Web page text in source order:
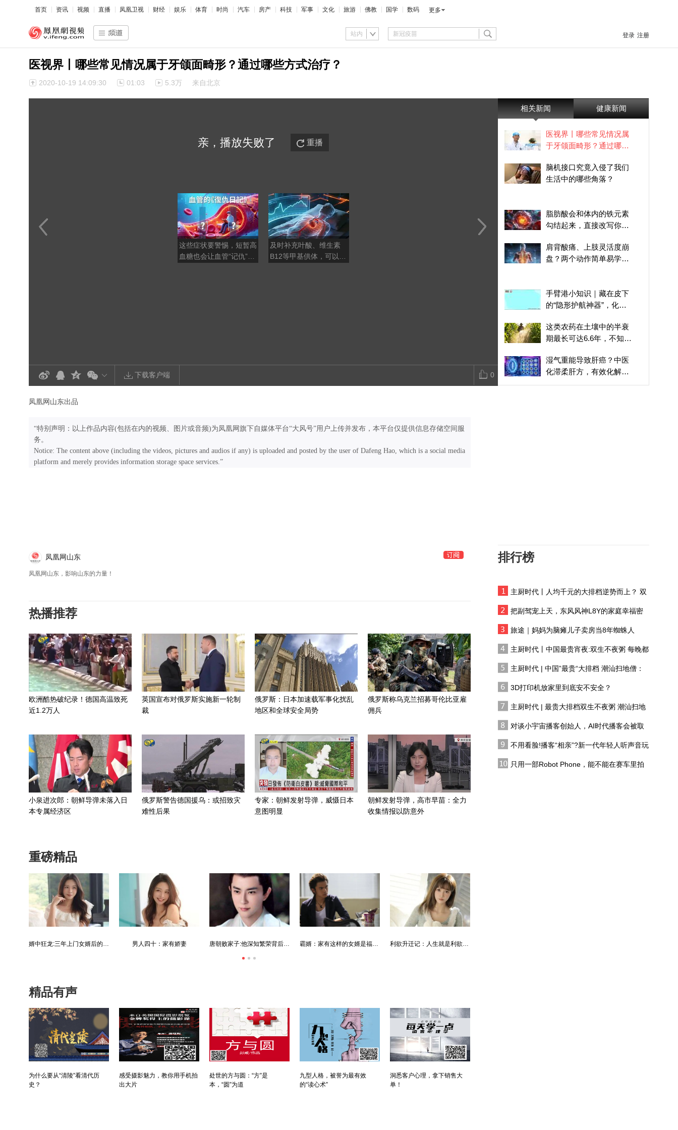
首页 资讯 视频 直播 凤凰卫视 财经 娱乐 体育 时尚 汽车 房产 科技 军事 文化 旅游 佛教 国学 数码 更多
站内 登录 注册
医视界丨哪些常见情况属于牙颌面畸形？通过哪些方式治疗？
2020-10-19 14:09:30 01:03 5.3万 来自北京
亲，播放失败了 重播
这些症状要警惕，短暂高
血糖也会让血管“记仇”，
及时补充叶酸、维生素
B12等甲基供体，可以删
盗汗失眠、频繁起夜？睾
酮水平过高过低，都在加
大脑中的“电力失控”
下载客户端 0
相关新闻 健康新闻
医视界丨哪些常见情况属
于牙颌面畸形？通过哪些
脑机接口究竟入侵了我们
生活中的哪些角落？
脂肪酸会和体内的铁元素
勾结起来，直接改写你的
肩背酸痛、上肢灵活度崩
盘？两个动作简单易学，
手臂港小知识｜藏在皮下
的“隐形护航神器”，化疗
这类农药在土壤中的半衰
期最长可达6.6年，不知不
湿气重能导致肝癌？中医
化滞柔肝方，有效化解肝
脏痰湿
一项大型分析显示，11种
升，年轻人被盯上
超级细菌是如何杀人的？
超级耐药菌研究难题？
肾脏杀手！超八成女性都
在使用
双脑联动危机
大脑中的“电力失控”
没你想的那么可怕！手术
凤凰网山东出品
“特别声明：以上作品内容(包括在内的视频、图片或音频)为凤凰网旗下自媒体平台“大风号”用户上传并发布，本平台仅提供信息存储空间服
务。
Notice: The content above (including the videos, pictures and audios if any) is uploaded and posted by the user of Dafeng Hao, which is a social media
platform and merely provides information storage space services.”
凤凰网山东
凤凰网山东，影响山东的力量！
热播推荐
欧洲酷热破纪录！德国高温致死
近1.2万人
英国宣布对俄罗斯实施新一轮制
裁
俄罗斯：日本加速载军事化扰乱
地区和全球安全局势
俄罗斯称乌克兰招募哥伦比亚雇
佣兵
小泉进次郎：朝鲜导弹未落入日
本专属经济区
俄罗斯警告德国援乌：或招致灾
难性后果
专家：朝鲜发射导弹，威慑日本
意图明显
朝鲜发射导弹，高市早苗：全力
收集情报以防意外
重磅精品
婿中狂龙:三年上门女婿后的爆发 男人四十：家有娇妻 唐朝败家子:他深知繁荣背后的危机 霸婿：家有这样的女婿是福是祸？ 利欲升迁记：人生就是利欲场，利为媒，欲为介
精品有声
为什么要从“清陵”看清代历
史？
感受摄影魅力，教你用手机拍
出大片
处世的方与圆：“方”是
本，“圆”为道
九型人格，被誉为最有效
的“读心术”
洞悉客户心理，拿下销售大
单！
排行榜
主厨时代丨人均千元的大排档逆势而上？ 双
把副驾宠上天，东风风神L8Y的家庭幸福密
旅途｜妈妈为脑瘫儿子卖房当8年蜘蛛人
主厨时代丨中国最贵宵夜:双生不夜粥 每晚都
主厨时代 | 中国”最贵“大排档 潮汕扫地僧：
3D打印机放家里到底安不安全？
主厨时代 | 最贵大排档双生不夜粥 潮汕扫地
对谈小宇宙播客创始人，AI时代播客会被取
不用看脸!播客“相亲”?新一代年轻人听声音玩
只用一部Robot Phone，能不能在赛车里拍